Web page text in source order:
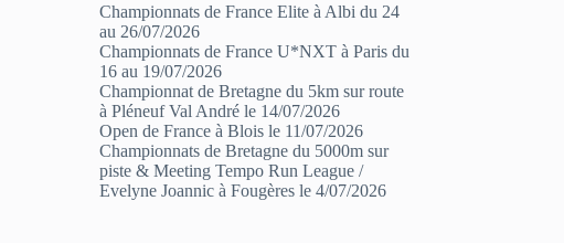
Championnats de France Elite à Albi du 24
au 26/07/2026
Championnats de France U*NXT à Paris du
16 au 19/07/2026
Championnat de Bretagne du 5km sur route
à Pléneuf Val André le 14/07/2026
Open de France à Blois le 11/07/2026
Championnats de Bretagne du 5000m sur
piste & Meeting Tempo Run League /
Evelyne Joannic à Fougères le 4/07/2026